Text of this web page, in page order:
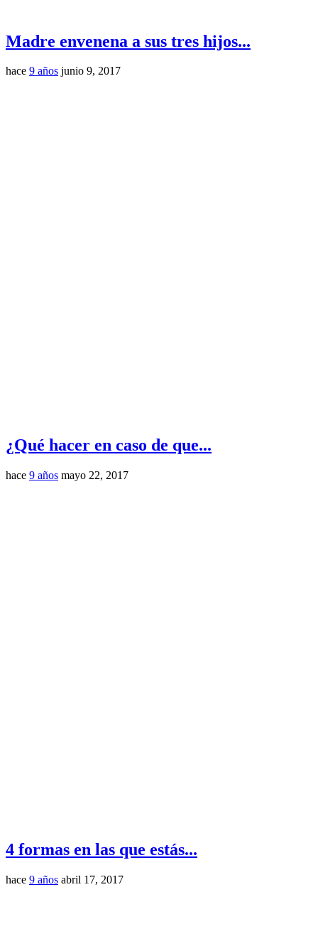
Madre envenena a sus tres hijos...
hace 9 años junio 9, 2017
¿Qué hacer en caso de que...
hace 9 años mayo 22, 2017
4 formas en las que estás...
hace 9 años abril 17, 2017